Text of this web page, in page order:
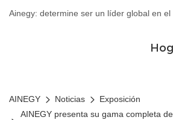
Ainegy: determine ser un líder global en
AINEGY Noticias
Exposición
AINEGY presenta su gama completa